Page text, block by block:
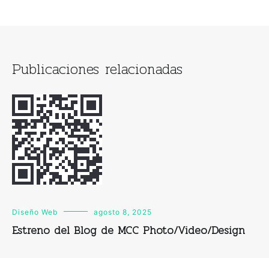
Publicaciones relacionadas
Diseño Web agosto 8, 2025
Estreno del Blog de MCC Photo/Video/Design